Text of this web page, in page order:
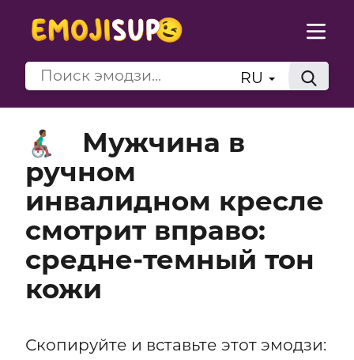
RU
👨🏾‍🦽‍➡️
Мужчина в
ручном
инвалидном кресле
смотрит вправо:
средне-темный тон
кожи
Скопируйте и вставьте этот эмодзи: